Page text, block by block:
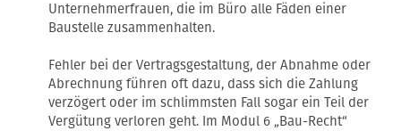
Unternehmerfrauen, die im Büro alle Fäden einer
Baustelle zusammenhalten.
Fehler bei der Vertragsgestaltung, der Abnahme oder
Abrechnung führen oft dazu, dass sich die Zahlung
verzögert oder im schlimmsten Fall sogar ein Teil der
Vergütung verloren geht. Im Modul 6 „Bau-Recht“